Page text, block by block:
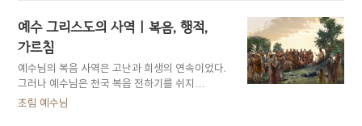
예수 그리스도의 사역 | 복음, 행적,
가르침
예수님의 복음 사역은 고난과 희생의 연속이었다.
그러나 예수님은 천국 복음 전하기를 쉬지
않으시고 마침내 십자가 희생으로 새 언약을
초림 예수님